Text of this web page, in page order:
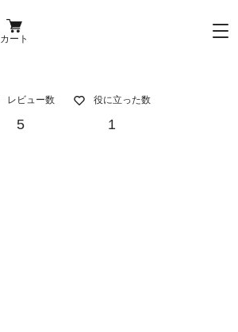
カート
レビュー数
5
役に立った数
1